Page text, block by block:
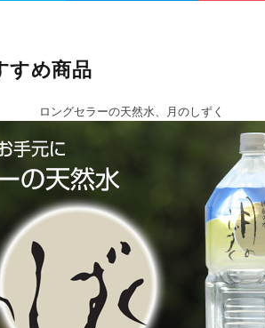
すめ商品
ロングセラーの天然水、月のしずく